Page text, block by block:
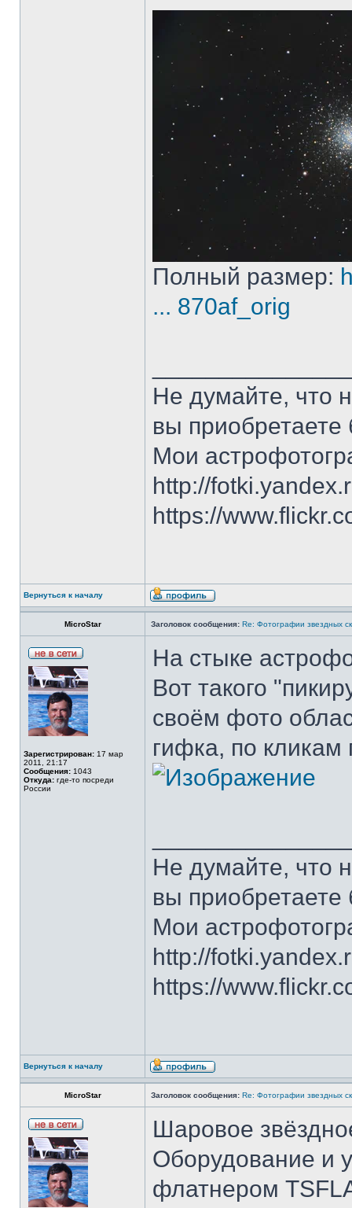
Полный размер:
... 870af_orig
Не думайте, что
вы
Мои
http://
https://
Вернуться к началу
MicroStar Заголовок сообщения: Re: Фотографии звездных
Зарегистрирован: 17 мар
2011, 21:17
Сообщения: 1043
Откуда: где-то посреди
России
На стыке
Вот такого
своём фото
гифка, по
Не думайте, что
вы
Мои
http://
https://
Вернуться к началу
MicroStar Заголовок сообщения: Re: Фотографии звездных
Шаровое
Оборудование и
флатнером